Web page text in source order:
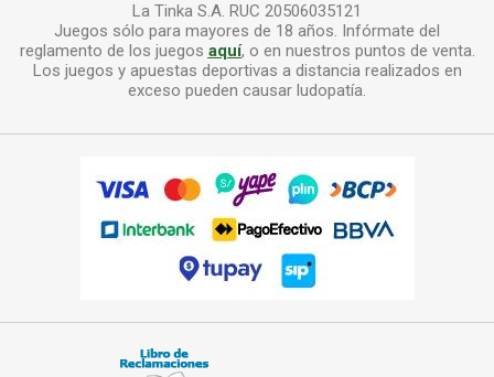
La Tinka S.A. RUC 20506035121
Juegos sólo para mayores de 18 años. Infórmate del
reglamento de los juegos aquí, o en nuestros puntos de venta.
Los juegos y apuestas deportivas a distancia realizados en
exceso pueden causar ludopatía.